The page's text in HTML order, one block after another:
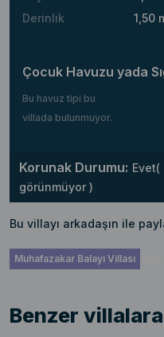
Derinlik
1,50
Çocuk Havuzu yada
Bu havuz tipi bu
villada bulunmuyor.
Korunak Durumu: Evet(
görünmüyor )
Bu villayı arkadaşın ile
Muhafazakar Balayı Villası
Benzer